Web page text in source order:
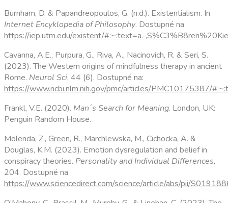
Burnham, D. & Papandreopoulos, G. (n.d.). Existentialism. In
Internet Encyklopedia of Philosophy. Dostupné na
https://iep.utm.edu/existent/#:~:text=a.-
Cavanna, A.E., Purpura, G., Riva, A., Nacinovich, R. & Seri, S.
(2023). The Western origins of mindfulness therapy in ancient
Rome. Neurol Sci, 44 (6). Dostupné na:
https://www.ncbi.nlm.nih.gov/pmc/articles/PMC10175387/
Frankl, V.E. (2020). Man´s Search for Meaning. London, UK:
Penguin Random House.
Molenda, Z., Green, R., Marchlewska, M., Cichocka, A. &
Douglas, K.M. (2023). Emotion dysregulation and belief in
conspiracy theories. Personality and Individual Differences,
204. Dostupné na
https://www.sciencedirect.com/science/article/abs/pii/